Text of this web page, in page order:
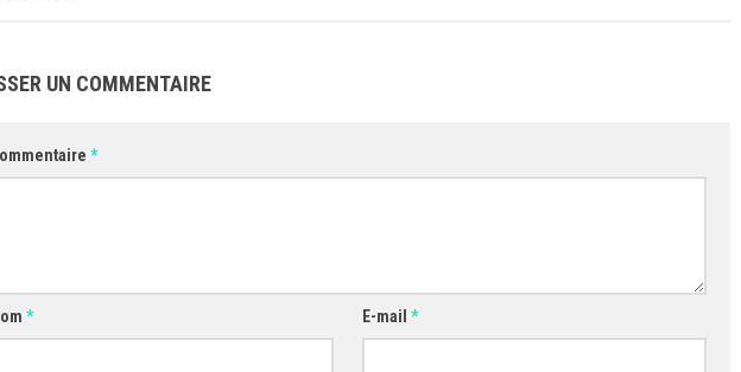
UN COMMENTAIRE
*
* E-mail*